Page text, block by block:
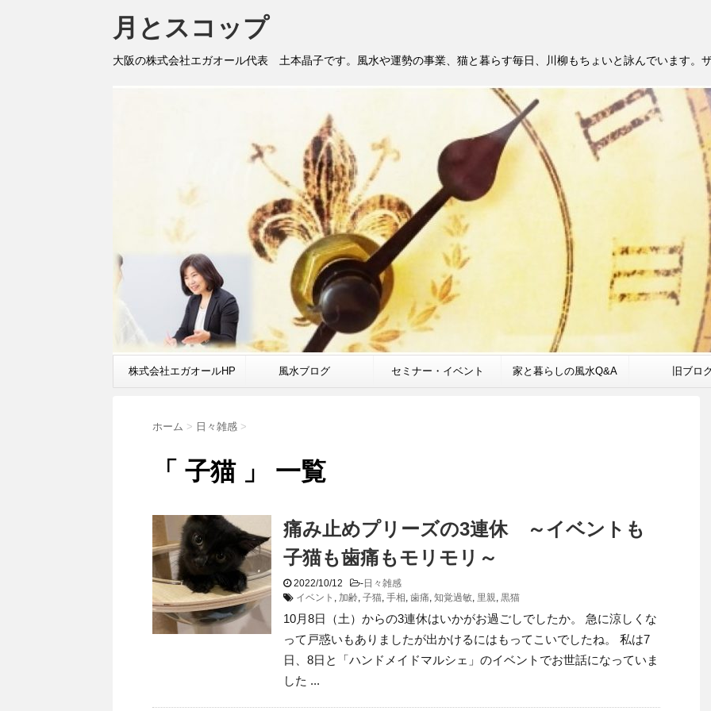
月とスコップ
大阪の株式会社エガオール代表 土本晶子です。風水や運勢の事業、猫と暮らす毎日、川柳もちょいと詠んでいます。
株式会社エガオールHP 風水ブログ セミナー・イベント 家と暮らしの風水Q&A 旧ブロ
ホーム > 日々雑感 >
「 子猫 」 一覧
痛み止めプリーズの3連休 ～イベントも
子猫も歯痛もモリモリ～
2022/10/12 -日々雑感
イベント , 加齢, 子猫, 手相, 歯痛, 知覚過敏, 里親, 黒猫
10月8日（土）からの3連休はいかがお過ごしでしたか。 急に涼しくな
って戸惑いもありましたが出かけるにはもってこいでしたね。 私は7
日、8日と「ハンドメイドマルシェ」のイベントでお世話になっていま
した ...